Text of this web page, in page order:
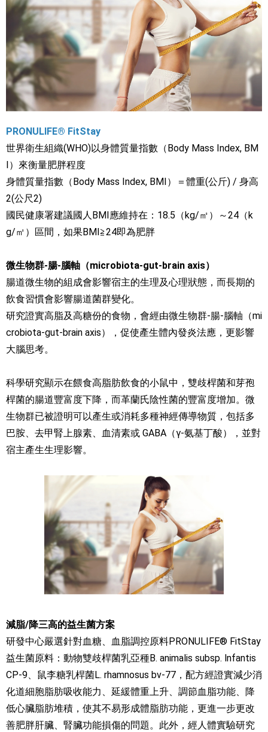
PRONULIFE® FitStay
世界衛生組織(WHO)以身體質量指數（Body Mass Index, BM
I）來衡量肥胖程度
身體質量指數（Body Mass Index, BMI）＝體重(公斤) / 身高
2(公尺2)
國民健康署建議國人BMI應維持在：18.5（kg/㎡）～24（k
g/㎡）區間，如果BMI≧24即為肥胖
微生物群-腸-腦軸（microbiota-gut-brain axis）
腸道微生物的組成會影響宿主的生理及心理狀態，而長期的
飲食習慣會影響腸道菌群變化。
研究證實高脂及高糖份的食物，會經由微生物群-腸-腦軸（mi
crobiota-gut-brain axis），促使產生體內發炎法應，更影響
大腦思考。
科學研究顯示在餵食高脂肪飲食的小鼠中，雙歧桿菌和芽孢
桿菌的腸道豐富度下降，而革蘭氏陰性菌的豐富度增加。微
生物群已被證明可以產生或消耗多種神經傳導物質，包括多
巴胺、去甲腎上腺素、血清素或 GABA（γ-氨基丁酸），並對
宿主產生生理影響。
減脂/降三高的益生菌方案
研發中心嚴選針對血糖、血脂調控原料PRONULIFE® FitStay
益生菌原料：動物雙歧桿菌乳亞種B. animalis subsp. lnfantis
CP-9、鼠李糖乳桿菌L. rhamnosus bv-77，配方經證實減少消
化道細胞脂肪吸收能力、延緩體重上升、調節血脂功能、降
低心臟脂肪堆積，使其不易形成體脂肪功能，更進一步更改
善肥胖肝臟、腎臟功能損傷的問題。此外，經人體實驗研究